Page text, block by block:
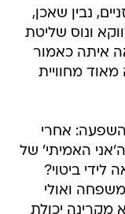
נבין שאכן,
ונוס שליטת
איתה כאמור
מאוד מחוויית
אחרי
האמיתי' של
ביטוי?
ואולי
מקרינה יכולת